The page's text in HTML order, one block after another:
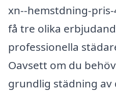
xn--hemstdning-
få tre olika
professionella
Oavsett om du
grundlig städning av